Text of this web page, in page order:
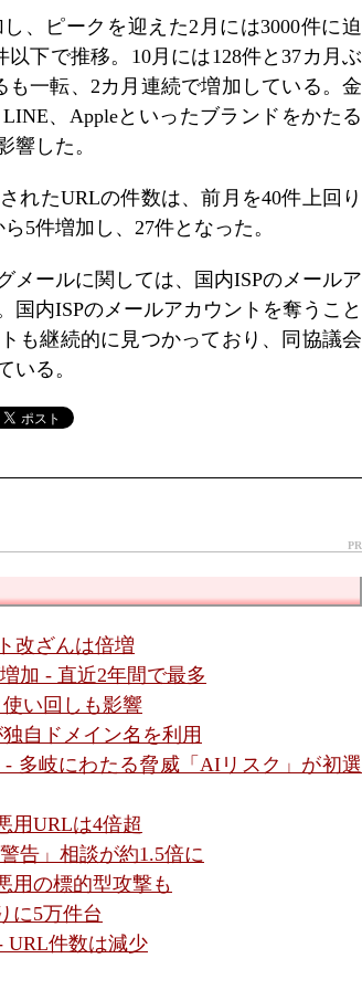
、ピークを迎えた2月には3000件に迫
下で推移。10月には128件と37カ月ぶ
も一転、2カ月連続で増加している。金
、Appleといったブランドをかたる
響した。
れたURLの件数は、前月を40件上回り
5件増加し、27件となった。
メールに関しては、国内ISPのメールア
国内ISPのメールアカウントを奪うこと
も継続的に見つかっており、同協議会
いる。
PR
改ざんは倍増
加 - 直近2年間で最多
い回しも影響
自ドメイン名を利用
- 多岐にわたる脅威「AIリスク」が初選
用URLは4倍超
告」相談が約1.5倍に
用の標的型攻撃も
に5万件台
URL件数は減少